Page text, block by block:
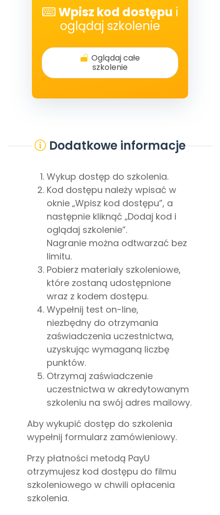
Wpisz kod dostępu i
oglądaj szkolenie
Oglądaj całe
szkolenie
Dodatkowe informacje
Wykup dostęp do szkolenia.
Kod dostępu należy wpisać w
oknie „Wpisz kod dostępu”, a
następnie kliknąć „Dodaj kod i
oglądaj szkolenie”.
Nagranie można odtwarzać bez
limitu.
Pobierz materiały szkoleniowe,
które zostaną udostępnione
wraz z kodem dostępu.
Wypełnij test on-line,
niezbędny do otrzymania
zaświadczenia uczestnictwa,
uzyskując wymaganą liczbę
punktów.
Otrzymaj zaświadczenie
uczestnictwa w akredytowanym
szkoleniu na swój adres mailowy.
Aby wykupić dostęp do szkolenia
wypełnij formularz zamówieniowy.
Przy płatności metodą PayU
otrzymujesz kod dostępu do filmu
szkoleniowego w chwili opłacenia
szkolenia.